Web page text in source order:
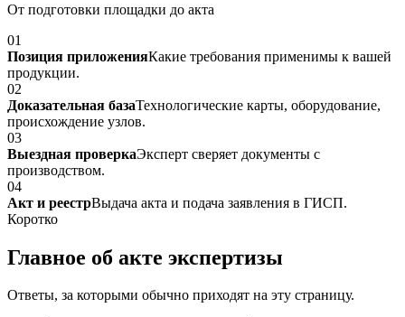
От подготовки площадки до акта
01
Позиция приложенияКакие требования применимы к вашей
продукции.
02
Доказательная базаТехнологические карты, оборудование,
происхождение узлов.
03
Выездная проверкаЭксперт сверяет документы с
производством.
04
Акт и реестрВыдача акта и подача заявления в ГИСП.
Коротко
Главное об акте экспертизы
Ответы, за которыми обычно приходят на эту страницу.